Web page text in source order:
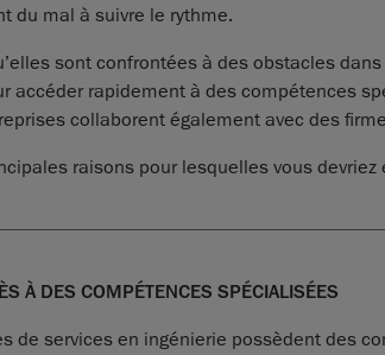
du mal à suivre le rythme.
sont confrontées à des obstacles
accéder rapidement à des compétences
collaborent également avec des
raisons pour lesquelles vous
À DES COMPÉTENCES SPÉCIALISÉES
de services en ingénierie possèdent des